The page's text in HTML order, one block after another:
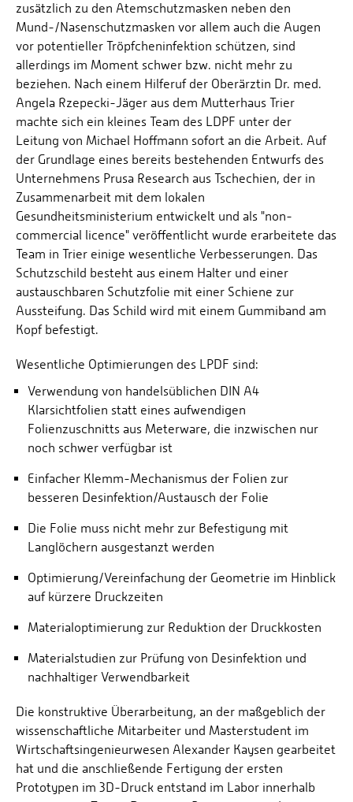
zusätzlich zu den Atemschutzmasken neben den
Mund-/Nasenschutzmasken vor allem auch die Augen
vor potentieller Tröpfcheninfektion schützen, sind
allerdings im Moment schwer bzw. nicht mehr zu
beziehen. Nach einem Hilferuf der Oberärztin Dr. med.
Angela Rzepecki-Jäger aus dem Mutterhaus Trier
machte sich ein kleines Team des LDPF unter der
Leitung von Michael Hoffmann sofort an die Arbeit. Auf
der Grundlage eines bereits bestehenden Entwurfs des
Unternehmens Prusa Research aus Tschechien, der in
Zusammenarbeit mit dem lokalen
Gesundheitsministerium entwickelt und als "non-
commercial licence" veröffentlicht wurde erarbeitete das
Team in Trier einige wesentliche Verbesserungen. Das
Schutzschild besteht aus einem Halter und einer
austauschbaren Schutzfolie mit einer Schiene zur
Aussteifung. Das Schild wird mit einem Gummiband am
Kopf befestigt.
Wesentliche Optimierungen des LPDF sind:
Verwendung von handelsüblichen DIN A4
Klarsichtfolien statt eines aufwendigen
Folienzuschnitts aus Meterware, die inzwischen nur
noch schwer verfügbar ist
Einfacher Klemm-Mechanismus der Folien zur
besseren Desinfektion/Austausch der Folie
Die Folie muss nicht mehr zur Befestigung mit
Langlöchern ausgestanzt werden
Optimierung/Vereinfachung der Geometrie im Hinblick
auf kürzere Druckzeiten
Materialoptimierung zur Reduktion der Druckkosten
Materialstudien zur Prüfung von Desinfektion und
nachhaltiger Verwendbarkeit
Die konstruktive Überarbeitung, an der maßgeblich der
wissenschaftliche Mitarbeiter und Masterstudent im
Wirtschaftsingenieurwesen Alexander Kaysen gearbeitet
hat und die anschließende Fertigung der ersten
Prototypen im 3D-Druck entstand im Labor innerhalb